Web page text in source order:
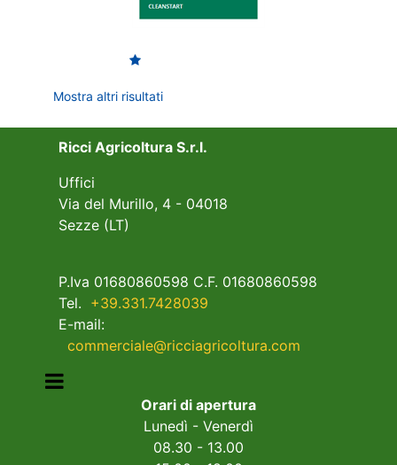
Mostra altri risultati
Ricci Agricoltura S.r.l.
Uffici
Via del Murillo, 4 - 04018
Sezze (LT)
P.Iva 01680860598 C.F. 01680860598
Tel. +39.331.7428039
E-mail:
commerciale@ricciagricoltura.com
Open menu
Orari di apertura
Lunedì - Venerdì
08.30 - 13.00